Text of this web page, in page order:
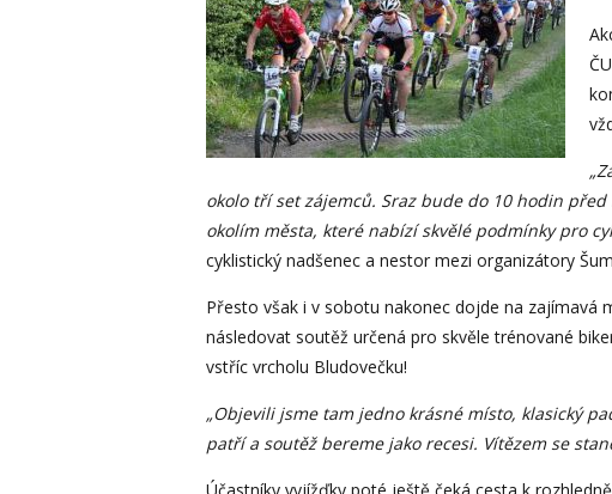
okolo tří set zájemců. Sraz bude do 10 hodin
okolím města, které nabízí skvělé podmínky pro
cyklistický nadšenec a nestor mezi organizátory
Přesto však i v sobotu nakonec dojde na zajímavá
následovat soutěž určená pro skvěle trénované
vstříc vrcholu Bludovečku!
„Objevili jsme tam jedno krásné místo, klasický
patří a soutěž bereme jako recesi. Vítězem se